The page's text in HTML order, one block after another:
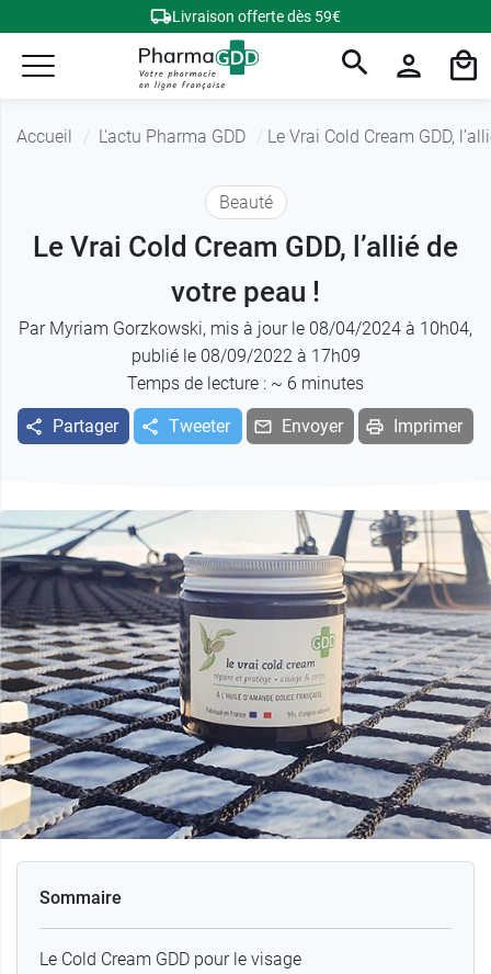
Livraison offerte dès 59€
Accueil L'actu Pharma GDD Le Vrai Cold Cream GDD,
Beauté
Le Vrai Cold Cream GDD, l’allié de
votre peau !
Par Myriam Gorzkowski, mis à jour le 08/04/2024 à 10h04,
publié le 08/09/2022 à 17h09
Temps de lecture : ~ 6 minutes
Partager Tweeter Envoyer Imprimer
Sommaire
Le Cold Cream GDD pour le visage